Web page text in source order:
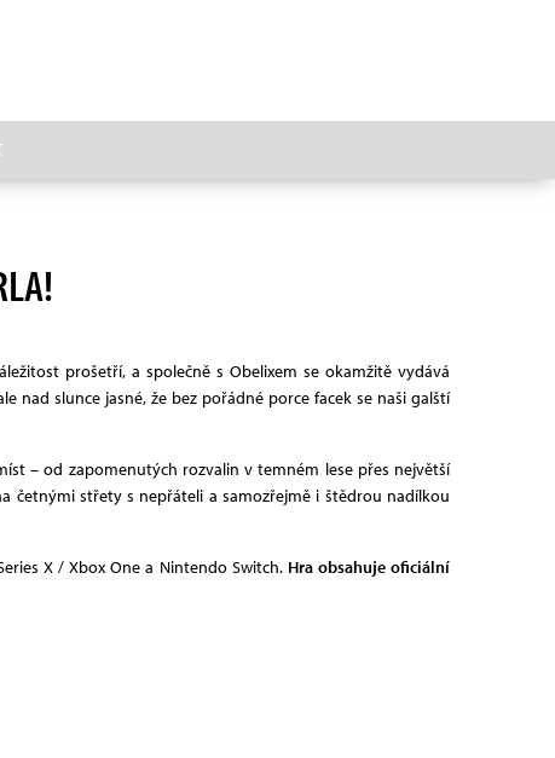
prošetří, a společně s Obelixem se okamžitě vydává
nad slunce jasné, že bez pořádné porce facek se naši galští
– od zapomenutých rozvalin v temném lese přes největší
četnými střety s nepřáteli a samozřejmě i štědrou nadílkou
X / Xbox One a Nintendo Switch. Hra obsahuje oficiální